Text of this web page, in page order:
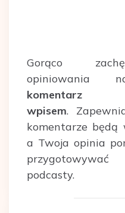
Gorąco
opiniowania
wpisem.
komentarze będą
a Twoja opinia
podcasty.